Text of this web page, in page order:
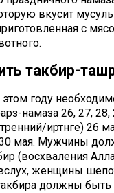
вкусит
с
такбир-
году
намаза 26, 27, 28,
иртәнге) 26
30 мая. Мужчины
(восхваления
вслух, женщины
должны